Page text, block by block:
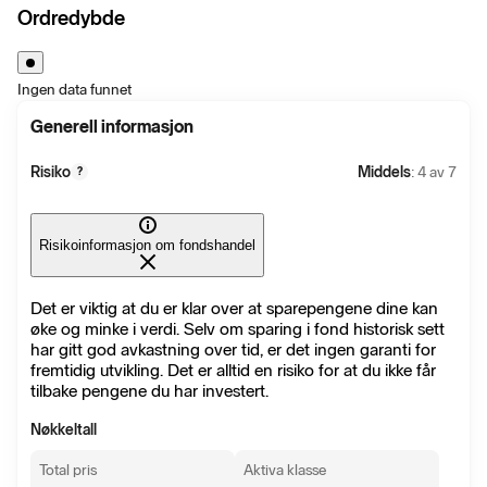
Ordredybde
Ingen data funnet
Generell informasjon
Risiko ? Middels: 4 av 7
Risikoinformasjon om fondshandel
Det er viktig at du er klar over at sparepengene dine kan
øke og minke i verdi. Selv om sparing i fond historisk sett
har gitt god avkastning over tid, er det ingen garanti for
fremtidig utvikling. Det er alltid en risiko for at du ikke får
tilbake pengene du har investert.
Nøkkeltall
Total pris
Aktiva klasse